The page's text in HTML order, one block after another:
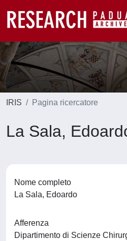
IRIS Pagina ricercatore
La Sala,
Nome completo
La Sala, Edoardo
Afferenza
Dipartimento di Scienze